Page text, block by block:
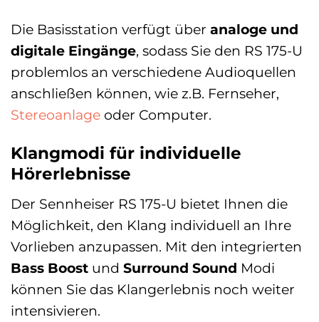
Die Basisstation verfügt über analoge und
digitale Eingänge, sodass Sie den RS 175-U
problemlos an verschiedene Audioquellen
anschließen können, wie z.B. Fernseher,
Stereoanlage oder Computer.
Klangmodi für individuelle
Hörerlebnisse
Der Sennheiser RS 175-U bietet Ihnen die
Möglichkeit, den Klang individuell an Ihre
Vorlieben anzupassen. Mit den integrierten
Bass Boost und Surround Sound Modi
können Sie das Klangerlebnis noch weiter
intensivieren.